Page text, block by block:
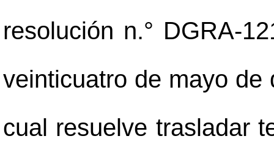
resolución n.° DGRA-
veinticuatro de mayo
cual resuelve trasladar